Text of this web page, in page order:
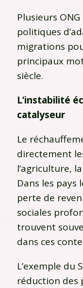
Plusieurs
politiques
migrations
principaux
siècle.
L’instabilité
catalyseur
Le
directement
l’agriculture,
Dans les pays
perte de
sociales
trouvent
dans ces
L’exemple du
réduction des